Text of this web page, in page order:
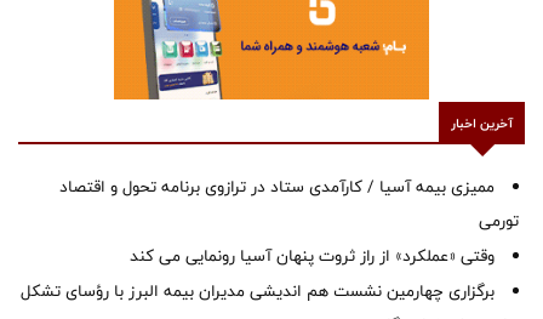
آخرین اخبار
ممیزی بیمه آسیا / کارآمدی ستاد در ترازوی برنامه تحول و اقتصاد
تورمی
وقتی «عملکرد» از راز ثروت پنهان آسیا رونمایی می کند
برگزاری چهارمین نشست هم اندیشی مدیران بیمه البرز با رؤسای تشکل